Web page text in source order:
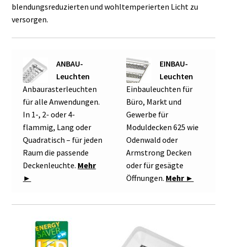
blendungsreduzierten und wohltemperierten Licht zu
versorgen.
ANBAU-
Leuchten
Anbaurasterleuchten
für alle Anwendungen.
In 1-, 2- oder 4-
flammig, Lang oder
Quadratisch – für jeden
Raum die passende
Deckenleuchte. Mehr
►
EINBAU-
Leuchten
Einbauleuchten für
Büro, Markt und
Gewerbe für
Moduldecken 625 wie
Odenwald oder
Armstrong Decken
oder für gesägte
Öffnungen. Mehr ►